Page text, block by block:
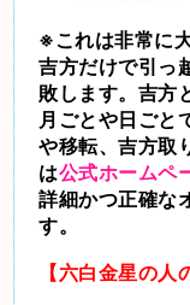
※これは非常に
吉方だけで引っ
敗します。吉方
月ごとや日ごと
や移転、吉方取
は公式ホームペ
詳細かつ正確な
す。
【六白金星の人